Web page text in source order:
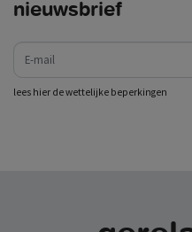
nieuwsbrief
lees hier de wettelijke beperkingen